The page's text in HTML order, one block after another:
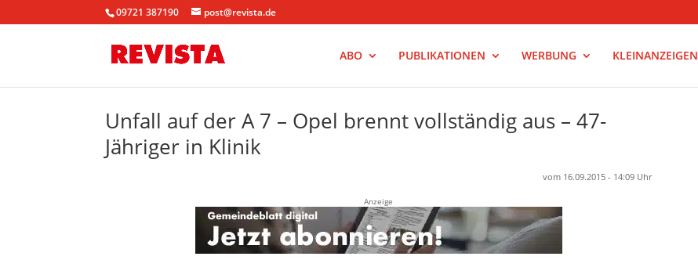
09721 387190 post@revista.de
ABO PUBLIKATIONEN WERBUNG KLEINANZEIGEN
Unfall auf der A 7 – Opel brennt vollständig aus – 47-
Jähriger in Klinik
vom 16.09.2015 - 14:09 Uhr
Anzeige